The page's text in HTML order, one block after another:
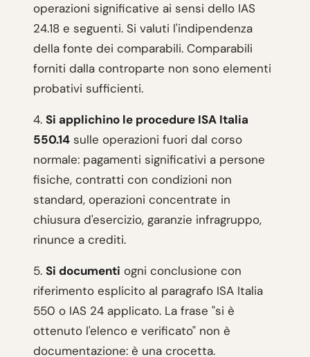
operazioni significative ai sensi dello IAS
24.18 e seguenti. Si valuti l'indipendenza
della fonte dei comparabili. Comparabili
forniti dalla controparte non sono elementi
probativi sufficienti.
4. Si applichino le procedure ISA Italia
550.14 sulle operazioni fuori dal corso
normale: pagamenti significativi a persone
fisiche, contratti con condizioni non
standard, operazioni concentrate in
chiusura d'esercizio, garanzie infragruppo,
rinunce a crediti.
5. Si documenti ogni conclusione con
riferimento esplicito al paragrafo ISA Italia
550 o IAS 24 applicato. La frase "si è
ottenuto l'elenco e verificato" non è
documentazione: è una crocetta.